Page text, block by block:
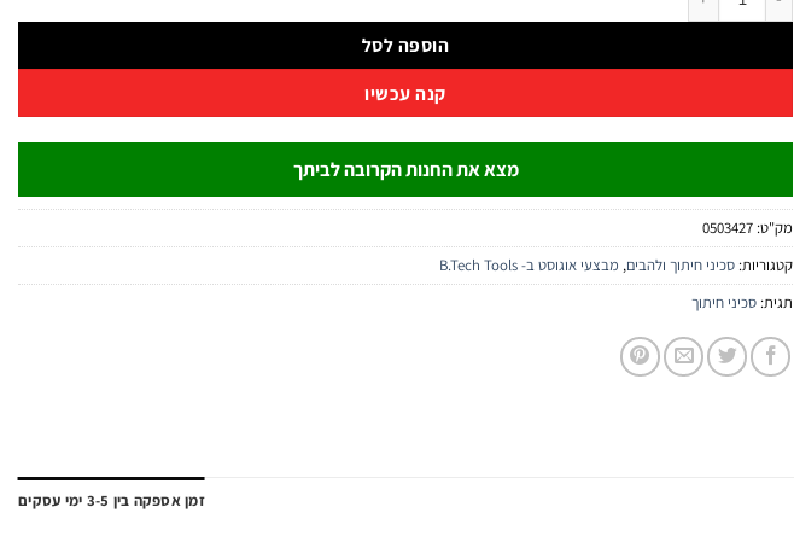
הוספה לסל
קנה עכשיו
מצא את החנות הקרובה לביתך
מק"ט: 0503427
קטגוריות: סכיני חיתוך ולהבים, מבצעי אוגוסט ב- B.Tech Tools
תגית: סכיני חיתוך
זמן אספקה בין 3-5 ימי עסקים